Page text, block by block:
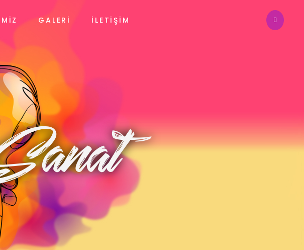
GALERI İLETIŞIM